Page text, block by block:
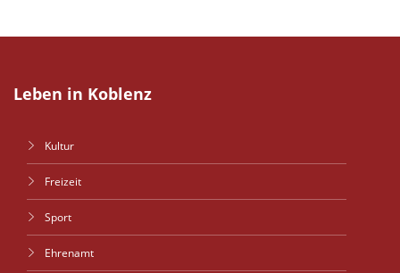
Leben in Koblenz
Kultur
Freizeit
Sport
Ehrenamt